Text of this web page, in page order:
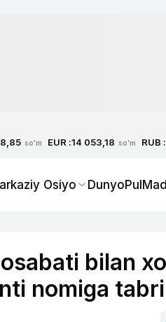
so'm EUR :14 053,18 so'm RUB :
Osiyo DunyoPul
bilan
nomiga